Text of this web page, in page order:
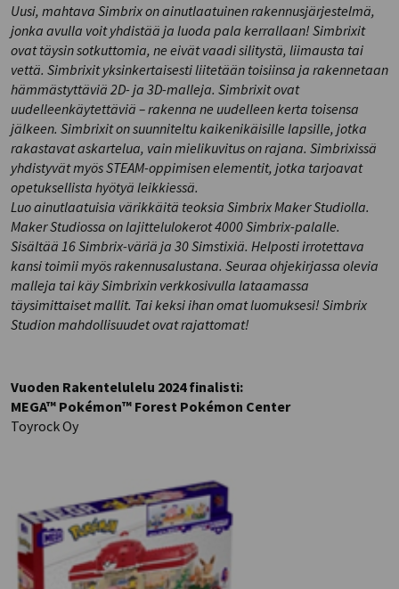
Uusi, mahtava Simbrix on ainutlaatuinen rakennusjärjestelmä,
jonka avulla voit yhdistää ja luoda pala kerrallaan! Simbrixit
ovat täysin sotkuttomia, ne eivät vaadi silitystä, liimausta tai
vettä. Simbrixit yksinkertaisesti liitetään toisiinsa ja rakennetaan
hämmästyttäviä 2D- ja 3D-malleja. Simbrixit ovat
uudelleenkäytettäviä – rakenna ne uudelleen kerta toisensa
jälkeen. Simbrixit on suunniteltu kaikenikäisille lapsille, jotka
rakastavat askartelua, vain mielikuvitus on rajana. Simbrixissä
yhdistyvät myös STEAM-oppimisen elementit, jotka tarjoavat
opetuksellista hyötyä leikkiessä.
Luo ainutlaatuisia värikkäitä teoksia Simbrix Maker Studiolla.
Maker Studiossa on lajittelulokerot 4000 Simbrix-palalle.
Sisältää 16 Simbrix-väriä ja 30 Simstixiä. Helposti irrotettava
kansi toimii myös rakennusalustana. Seuraa ohjekirjassa olevia
malleja tai käy Simbrixin verkkosivulla lataamassa
täysimittaiset mallit. Tai keksi ihan omat luomuksesi! Simbrix
Studion mahdollisuudet ovat rajattomat!
Vuoden Rakentelulelu 2024 finalisti:
MEGA™ Pokémon™ Forest Pokémon Center
Toyrock Oy